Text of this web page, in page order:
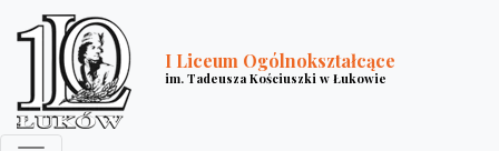
I Liceum Ogólnokształcące
im. Tadeusza Kościuszki w Łukowie